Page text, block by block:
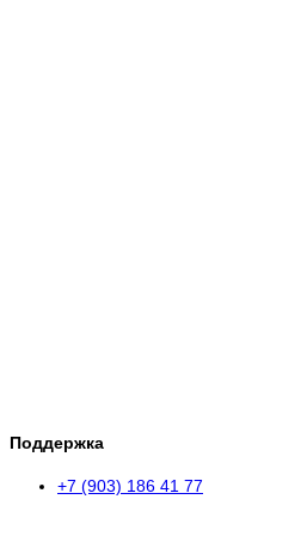
Поддержка
+7 (903) 186 41 77